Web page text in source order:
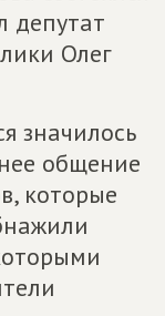
депутат
Олег
значилось
общение
которые